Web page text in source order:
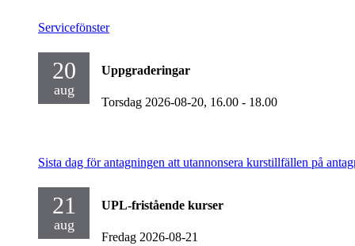
Servicefönster
20
aug
Uppgraderingar
Torsdag 2026-08-20, 16.00 - 18.00
Sista dag för antagningen att utannonsera kurstillfällen på
21
aug
UPL-fristående kurser
Fredag 2026-08-21